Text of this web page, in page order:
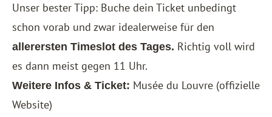
Unser bester Tipp: Buche dein Ticket unbedingt
schon vorab und zwar idealerweise für den
allerersten Timeslot des Tages. Richtig voll wird
es dann meist gegen 11 Uhr.
Weitere Infos & Ticket: Musée du Louvre (offizielle
Website)